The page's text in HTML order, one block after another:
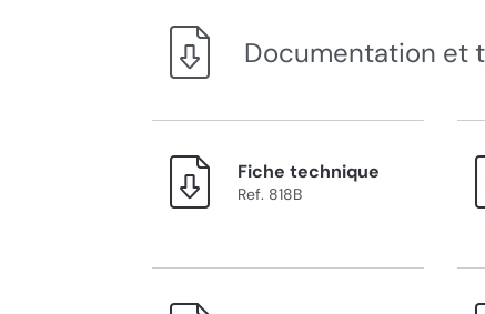
Documentation et
Fiche technique
Ref. 818B